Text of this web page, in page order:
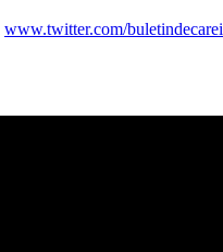
www.twitter.com/buletindecarei